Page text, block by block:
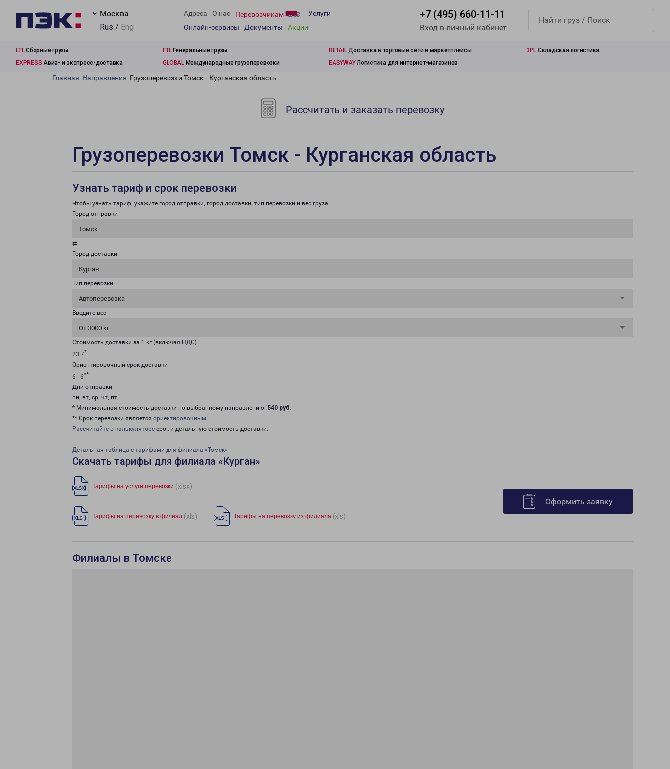
Москва
Rus / Eng
Адреса О нас Перевозчикам
Услуги
Онлайн-сервисы
Документы Акции
+7 (495) 660-11-11
Вход в личный кабинет
LTLСборные грузы FTLГенеральные грузы RETAILДоставка в торговые сети и маркетплейсы 3PL Складская логистика
EXPRESS Авиа- и экспресс-доставка GLOBALМеждународные грузоперевозки EASYWAYЛогистика для интернет-магазинов
Главная Направления Грузоперевозки Томск - Курганская область
Рассчитать и заказать перевозку
Грузоперевозки Томск - Курганская область
Узнать тариф и срок перевозки
Чтобы узнать тариф, укажите город отправки, город доставки, тип перевозки и вес груза.
Город отправки
Томск
⇄
Город доставки
Курган
Тип перевозки
Автоперевозка
Введите вес
От 3000 кг
Стоимость доставки за 1 кг (включая НДС)
23.7*
Ориентировочный срок доставки
6 - 6**
Дни отправки
пн, вт, ср, чт, пт
* Минимальная стоимость доставки по выбранному направлению: 540 руб.
** Срок перевозки является ориентировочным
Рассчитайте в калькуляторе срок и детальную стоимость доставки.
Детальная таблица с тарифами для филиала «Томск»
Скачать тарифы для филиала «Курган»
Тарифы на услуги перевозки (xlsx)
Тарифы на перевозку в филиал (xls) Тарифы на перевозку из филиала (xls)
Оформить заявку
Филиалы в Томске